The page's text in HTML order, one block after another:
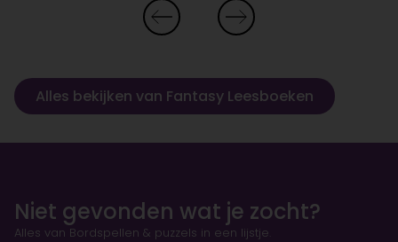
Alles bekijken van Fantasy Leesboeken
Niet gevonden wat je zocht?
Alles van Bordspellen & puzzels in een lijstje.